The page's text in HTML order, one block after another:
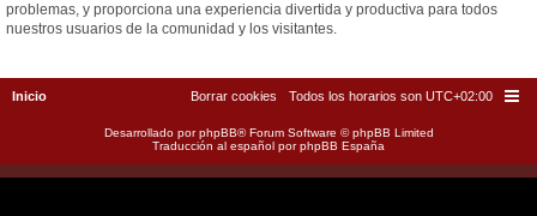
problemas, y proporciona una experiencia divertida y productiva para todos
nuestros usuarios de la comunidad y los visitantes.
Inicio Todos los horarios son UTC+02:00
Borrar cookies
Desarrollado porphpBB® Forum Software © phpBB Limited
Traducción al español porphpBB España